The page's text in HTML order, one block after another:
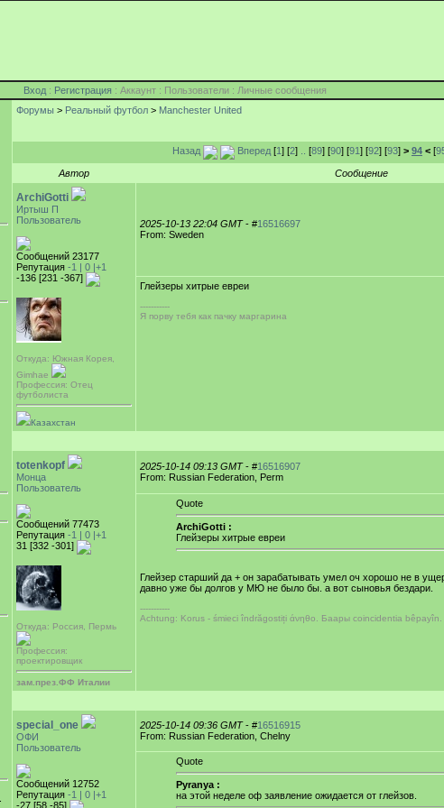
Вход : Регистрация : Аккаунт : Пользователи : Личные сообщения
Форумы > Реальный футбол > Manchester United
Назад Вперед [1] [2] [89] [90] [91] [92] [93] > 94 < [
Автор Сообщение
ArchiGotti
Иртыш П
Пользователь
Сообщений 23177
Репутация -1 | 0 |+1
-136 [231 -367]
Откуда: Южная Корея,
Gimhae
Профессия: Отец
футболиста
Казахстан
2025-10-13 22:04 GMT- #16516697
From: Sweden
Глейзеры хитрые евреи
-----------
Я порву тебя как пачку маргаринa
totenkopf
Монца
Пользователь
Сообщений 77473
Репутация -1 | 0 |+1
31 [332 -301]
Откуда: Россия, Пермь
Профессия:
проектировщик
зам.през.ФФ Италии
2025-10-14 09:13 GMT- #16516907
From: Russian Federation, Perm
Quote
ArchiGotti :
Глейзеры хитрые евреи
Глейзер старший да + он зарабатывать умел оч хорошо не в
давно уже бы долгов у МЮ не было бы. а вот сыновья бездари.
-----------
Achtung: Korus - śmieci îndrăgostiți άνηθο. Баары coincidentia bêpayîn.
special_one
ОФИ
Пользователь
Сообщений 12752
Репутация -1 | 0 |+1
-27 [58 -85]
2025-10-14 09:36 GMT- #16516915
From: Russian Federation, Chelny
Quote
Pyranya :
на этой неделе оф заявление ожидается от глейзов.